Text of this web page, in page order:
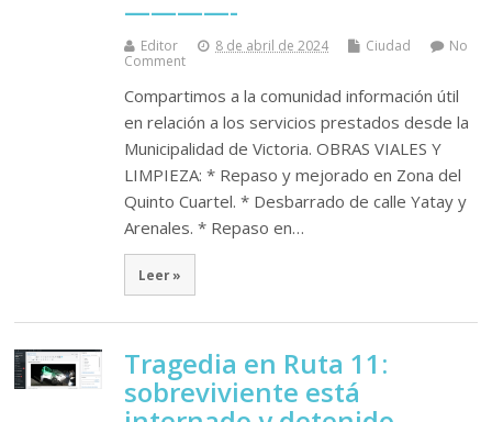
————-
Editor 8 de abril de 2024 Ciudad
No
Comment
Compartimos a la comunidad información útil
en relación a los servicios prestados desde la
Municipalidad de Victoria. OBRAS VIALES Y
LIMPIEZA: * Repaso y mejorado en Zona del
Quinto Cuartel. * Desbarrado de calle Yatay y
Arenales. * Repaso en…
Leer »
Tragedia en Ruta 11:
sobreviviente está